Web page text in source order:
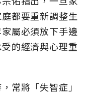
都要重新調整生
屬必須放下手邊
的經濟與心理重
常將「失智症」